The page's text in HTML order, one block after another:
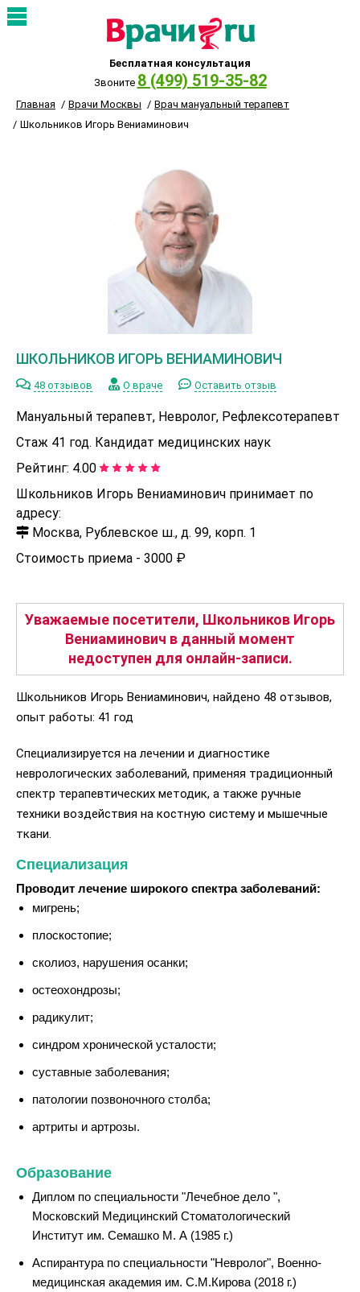
Бесплатная консультация
Звоните 8 (499) 519-35-82
Главная Врачи Москвы
Врач мануальный терапевт
Школьников Игорь Вениаминович
ШКОЛЬНИКОВ ИГОРЬ ВЕНИАМИНОВИЧ
48 отзывов О враче Оставить отзыв
Мануальный терапевт, Невролог, Рефлексотерапевт
Стаж 41 год. Кандидат медицинских наук
Рейтинг: 4.00
Школьников Игорь Вениаминович принимает по
адресу:
Москва, Рублевское ш., д. 99, корп. 1
Стоимость приема - 3000 ₽
Уважаемые посетители, Школьников Игорь
Вениаминович в данный момент
недоступен для онлайн-записи.
Школьников Игорь Вениаминович, найдено 48 отзывов,
опыт работы: 41 год
Специализируется на лечении и диагностике
неврологических заболеваний, применяя традиционный
спектр терапевтических методик, а также ручные
техники воздействия на костную систему и мышечные
ткани.
Специализация
Проводит лечение широкого спектра заболеваний:
мигрень;
плоскостопие;
сколиоз, нарушения осанки;
остеохондрозы;
радикулит;
синдром хронической усталости;
суставные заболевания;
патологии позвоночного столба;
артриты и артрозы.
Образование
Диплом по специальности "Лечебное дело ",
Московский Медицинский Стоматологический
Институт им. Семашко М. А (1985 г.)
Аспирантура по специальности "Невролог", Военно-
медицинская академия им. С.М.Кирова (2018 г.)